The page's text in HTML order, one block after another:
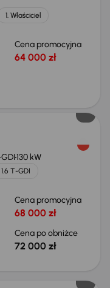
1. Właściciel
Cena promocyjna
64 000 zł
130 kW
1.6 T-GDI
Cena promocyjna
68 000 zł
Cena po obniżce
72 000 zł